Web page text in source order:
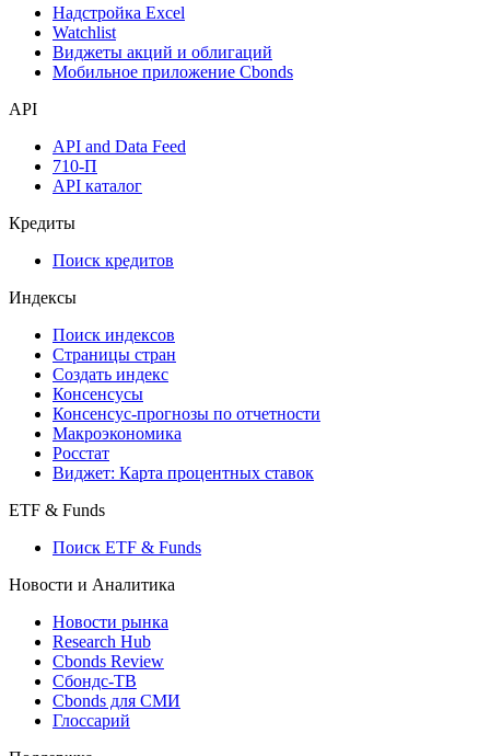
Надстройка Excel
Watchlist
Виджеты акций и облигаций
Мобильное приложение Cbonds
API
API and Data Feed
710-П
API каталог
Кредиты
Поиск кредитов
Индексы
Поиск индексов
Страницы стран
Создать индекс
Консенсусы
Консенсус-прогнозы по отчетности
Макроэкономика
Росстат
Виджет: Карта процентных ставок
ETF & Funds
Поиск ETF & Funds
Новости и Аналитика
Новости рынка
Research Hub
Cbonds Review
Сбондс-ТВ
Cbonds для СМИ
Глоссарий